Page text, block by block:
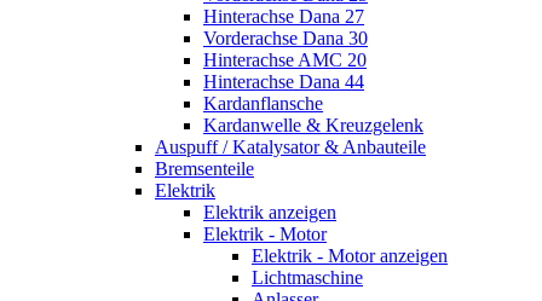
Hinterachse Dana 27
Vorderachse Dana 30
Hinterachse AMC 20
Hinterachse Dana 44
Kardanflansche
Kardanwelle & Kreuzgelenk
Auspuff / Katalysator & Anbauteile
Bremsenteile
Elektrik
Elektrik anzeigen
Elektrik - Motor
Elektrik - Motor anzeigen
Lichtmaschine